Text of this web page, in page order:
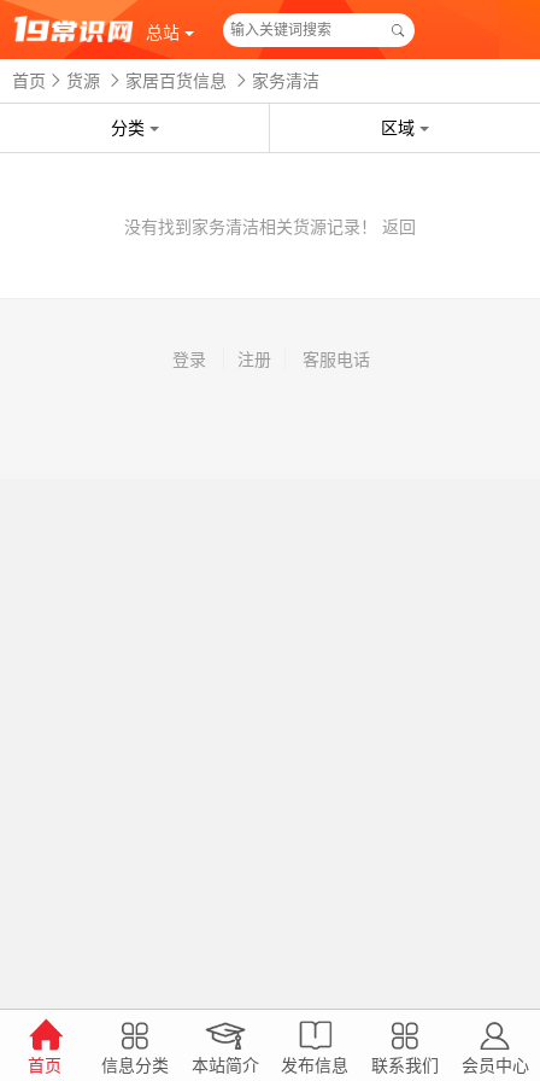
总站
首页 货源 家居百货信息 家务清洁
分类 区域
没有找到家务清洁相关货源记录！ 返回
登录 注册 客服电话
首页 信息分类 本站简介 发布信息 联系我们 会员中心